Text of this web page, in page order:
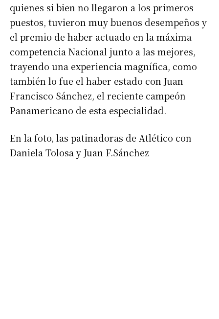
quienes si bien no llegaron a los primeros
puestos, tuvieron muy buenos desempeños y
el premio de haber actuado en la máxima
competencia Nacional junto a las mejores,
trayendo una experiencia magnífica, como
también lo fue el haber estado con Juan
Francisco Sánchez, el reciente campeón
Panamericano de esta especialidad.
En la foto, las patinadoras de Atlético con
Daniela Tolosa y Juan F.Sánchez